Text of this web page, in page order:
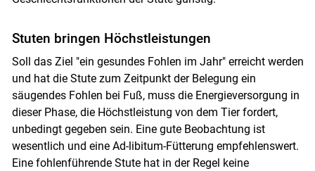
Stuten bringen Höchstleistungen
Soll das Ziel "ein gesundes Fohlen im Jahr" erreicht werden
und hat die Stute zum Zeitpunkt der Belegung ein
säugendes Fohlen bei Fuß, muss die Energieversorgung in
dieser Phase, die Höchstleistung von dem Tier fordert,
unbedingt gegeben sein. Eine gute Beobachtung ist
wesentlich und eine Ad-libitum-Fütterung empfehlenswert.
Eine fohlenführende Stute hat in der Regel keine